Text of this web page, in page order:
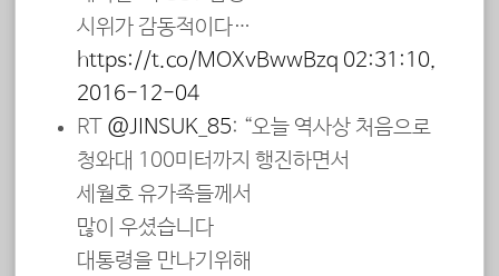
시위가 감동적이다…
https://t.co/MOXvBwwBzq 02:31:10,
2016-12-04
RT @JINSUK_85: “오늘 역사상 처음으로
청와대 100미터까지 행진하면서
세월호 유가족들께서
많이 우셨습니다
대통령을 만나기위해